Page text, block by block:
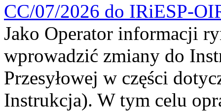
CC/07/2026 do IRiESP-
Jako Operator informacji
wprowadzić zmiany do
Przesyłowej w części
Instrukcja). W tym celu